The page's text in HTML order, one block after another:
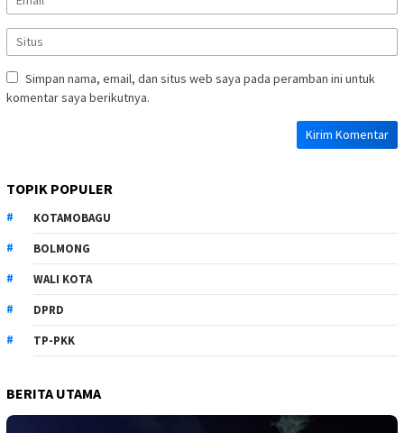
Simpan nama, email, dan situs web saya pada peramban ini untuk
komentar saya berikutnya.
TOPIK POPULER
KOTAMOBAGU
BOLMONG
WALI KOTA
DPRD
TP-PKK
BERITA UTAMA